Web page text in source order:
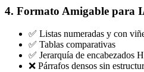
4. Formato Amigable para
✅ Listas numeradas y con
✅ Tablas comparativas
✅ Jerarquía de encabezados
❌ Párrafos densos sin